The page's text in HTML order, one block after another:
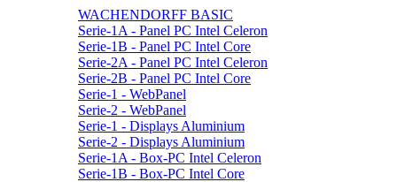
WACHENDORFF BASIC
Serie-1A - Panel PC Intel Celeron
Serie-1B - Panel PC Intel Core
Serie-2A - Panel PC Intel Celeron
Serie-2B - Panel PC Intel Core
Serie-1 - WebPanel
Serie-2 - WebPanel
Serie-1 - Displays Aluminium
Serie-2 - Displays Aluminium
Serie-1A - Box-PC Intel Celeron
Serie-1B - Box-PC Intel Core